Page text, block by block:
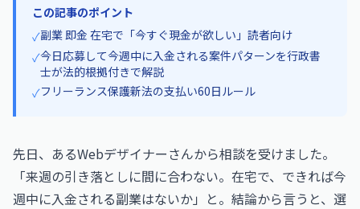
この記事のポイント
✓副業 即金 在宅で「今すぐ現金が欲しい」読者向け
✓今日応募して今週中に入金される案件パターンを行政書
士が法的根拠付きで解説
✓フリーランス保護新法の支払い60日ルール
先日、あるWebデザイナーさんから相談を受けました。
「来週の引き落としに間に合わない。在宅で、できれば今
週中に入金される副業はないか」と。結論から言うと、選